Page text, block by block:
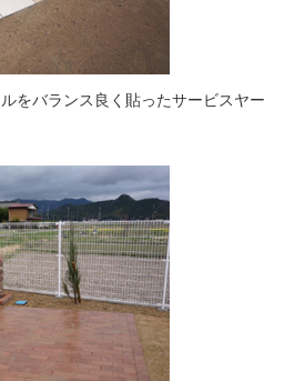
をバランス良く貼ったサービスヤー